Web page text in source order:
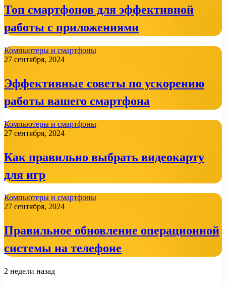
Топ смартфонов для эффективной
работы с приложениями
Компьютеры и смартфоны
27 сентября, 2024
Эффективные советы по ускорению
работы вашего смартфона
Компьютеры и смартфоны
27 сентября, 2024
Как правильно выбрать видеокарту
для игр
Компьютеры и смартфоны
27 сентября, 2024
Правильное обновление операционной
системы на телефоне
2 недели назад